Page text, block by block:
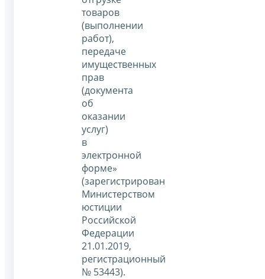
товаров
(выполнении
работ),
передаче
имущественных
прав
(документа
об
оказании
услуг)
в
электронной
форме»
(зарегистрирован
Министерством
юстиции
Российской
Федерации
21.01.2019,
регистрационный
№ 53443).